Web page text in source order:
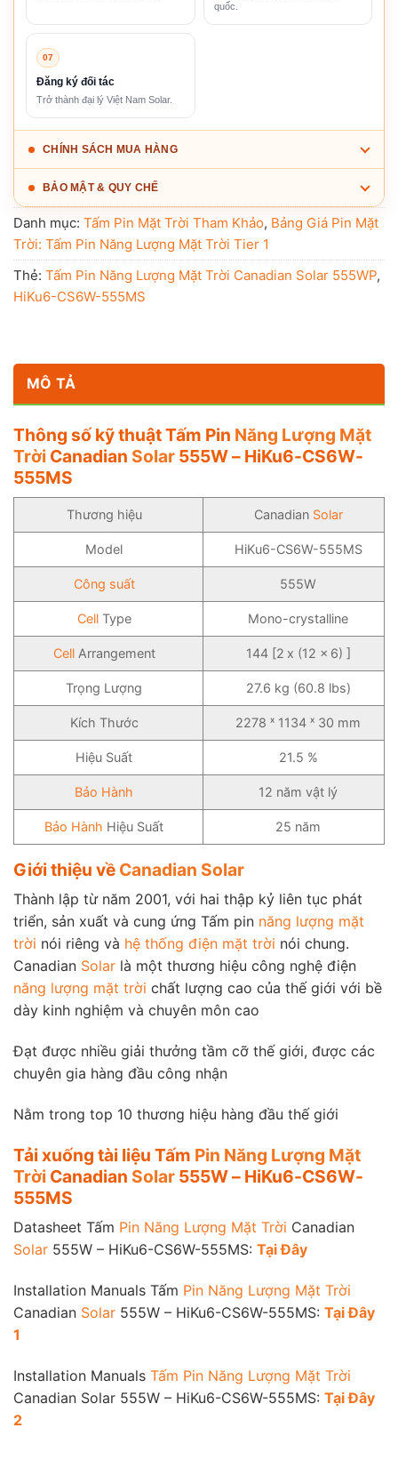
quốc.
07
Đăng ký đối tác
Trở thành đại lý Việt Nam Solar.
CHÍNH SÁCH MUA HÀNG
BẢO MẬT & QUY CHẾ
Danh mục: Tấm Pin Mặt Trời Tham Khảo, Bảng Giá Pin Mặt
Trời: Tấm Pin Năng Lượng Mặt Trời Tier 1
Thẻ: Tấm Pin Năng Lượng Mặt Trời Canadian Solar 555WP,
HiKu6-CS6W-555MS
MÔ TẢ
Thông số kỹ thuật Tấm Pin Năng Lượng Mặt
Trời Canadian Solar 555W – HiKu6-CS6W-
555MS
Thương hiệu Canadian Solar
Model HiKu6-CS6W-555MS
Công suất 555W
CellType Mono-crystalline
CellArrangement 144 [2 x (12 x 6) ]
Trọng Lượng 27.6 kg (60.8 lbs)
Kích Thước 2278 ˣ 1134 ˣ 30 mm
Hiệu Suất 21.5 %
Bảo Hành 12 năm vật lý
Bảo Hành Hiệu Suất 25 năm
Giới thiệu về Canadian Solar
Thành lập từ năm 2001, với hai thập kỷ liên tục phát
triển, sản xuất và cung ứng Tấm pin năng lượng mặt
trời nói riêng và hệ thống điện mặt trời nói chung.
Canadian Solar là một thương hiệu công nghệ điện
năng lượng mặt trời chất lượng cao của thế giới với bề
dày kinh nghiệm và chuyên môn cao
Đạt được nhiều giải thưởng tầm cỡ thế giới, được các
chuyên gia hàng đầu công nhận
Nằm trong top 10 thương hiệu hàng đầu thế giới
Tải xuống tài liệu Tấm Pin Năng Lượng Mặt
Trời Canadian Solar 555W – HiKu6-CS6W-
555MS
Datasheet Tấm Pin Năng Lượng Mặt Trời Canadian
Solar 555W – HiKu6-CS6W-555MS: Tại Đây
Installation Manuals Tấm Pin Năng Lượng Mặt Trời
Canadian Solar 555W – HiKu6-CS6W-555MS: Tại Đây
1
Installation Manuals Tấm Pin Năng Lượng Mặt Trời
Canadian Solar 555W – HiKu6-CS6W-555MS: Tại Đây
2